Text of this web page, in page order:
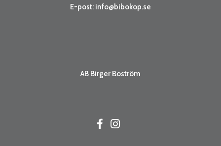
E-post: info@bibokop.se
AB Birger Boström